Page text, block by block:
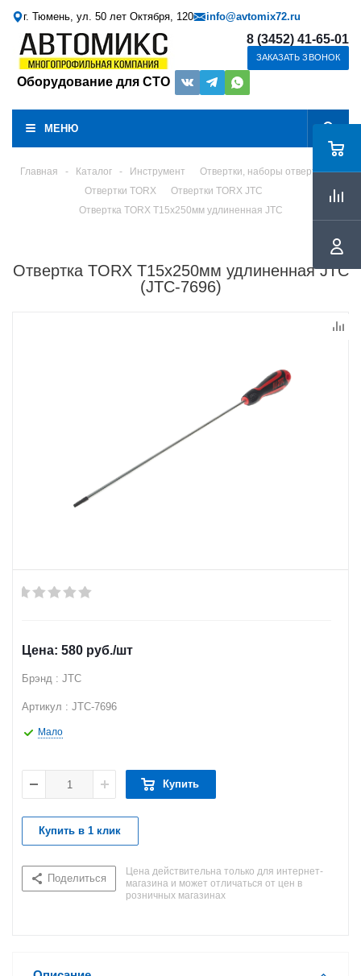
г. Тюмень, ул. 50 лет Октября, 120 info@avtomix72.ru
Оборудование для СТО
8 (3452) 41-65-01
ЗАКАЗАТЬ ЗВОНОК
МЕНЮ
Главная - Каталог - Инструмент
Отвертки, наборы отверток
Отвертки TORX
Отвертки TORX JTC
Отвертка TORX T15х250мм удлиненная JTC
Отвертка TORX T15х250мм удлиненная JTC
(JTC-7696)
580 руб./шт
Брэнд : JTC
Артикул : JTC-7696
Мало
Купить
Купить в 1 клик
Поделиться
Цена действительна только для интернет-
магазина и может отличаться от цен в
розничных магазинах